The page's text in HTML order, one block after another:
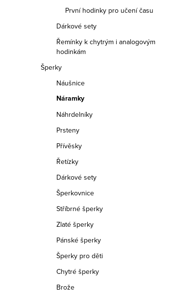
První hodinky pro učení času
Dárkové sety
Řemínky k chytrým i analogovým
hodinkám
Šperky
Náušnice
Náramky
Náhrdelníky
Prsteny
Přívěsky
Řetízky
Dárkové sety
Šperkovnice
Stříbrné šperky
Zlaté šperky
Pánské šperky
Šperky pro děti
Chytré šperky
Brože